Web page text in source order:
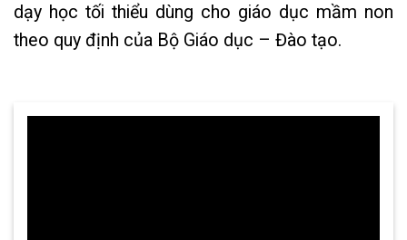
dạy học tối thiểu dùng cho giáo dục mầm non
theo quy định của Bộ Giáo dục – Đào tạo.